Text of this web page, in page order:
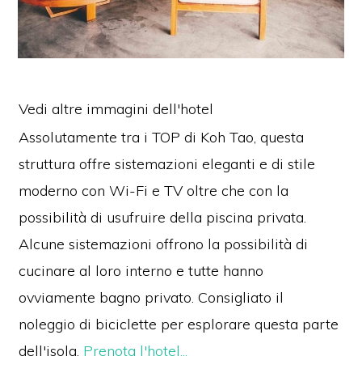
Vedi altre immagini dell'hotel
Assolutamente tra i TOP di Koh Tao, questa
struttura offre sistemazioni eleganti e di stile
moderno con Wi-Fi e TV oltre che con la
possibilità di usufruire della piscina privata.
Alcune sistemazioni offrono la possibilità di
cucinare al loro interno e tutte hanno
ovviamente bagno privato. Consigliato il
noleggio di biciclette per esplorare questa parte
dell'isola. Prenota l'hotel...